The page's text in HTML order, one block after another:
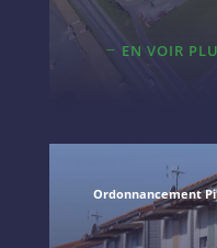
EN VOIR
Ordonnancement